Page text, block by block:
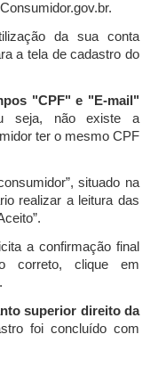
da sua conta
a tela de cadastro do
"CPF" e "E-mail"
seja, não existe a
ter o mesmo CPF
situado na
realizar a leitura das
a confirmação final
correto, clique em
superior direito da
foi concluído com